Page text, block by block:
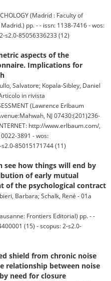
(Madrid : Faculty of
pp. - - issn: 1138-7416 - wos:
s2.0-85056336233 (12)
aspects of the
Implications for
Salvatore; Kopala-Sibley, Daniel
in rivista
(Lawrence Erlbaum
NJ 07430:(201)236-
http://www.erlbaum.com/,
3891 - wos:
85015171744 (11)
see how things will end by
of early mutual
of the psychological contract
Barbara; Schalk, René - 01a
Frontiers Editorial) pp. - -
(15) - scopus: 2-s2.0-
shield from chronic noise
relationship between noise
need for closure